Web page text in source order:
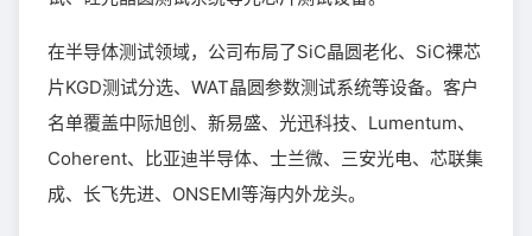
在半导体测试领域，公司布局了SiC晶圆老化、SiC裸芯
片KGD测试分选、WAT晶圆参数测试系统等设备。客户
名单覆盖中际旭创、新易盛、光迅科技、Lumentum、
Coherent、比亚迪半导体、士兰微、三安光电、芯联集
成、长飞先进、ONSEMI等海内外龙头。